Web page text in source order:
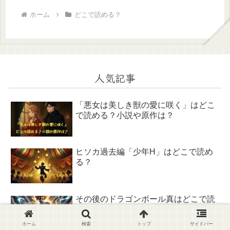
ホーム どこで読める？
人気記事
「悪女は美しき獣の愛に咲く」はどこ
で読める？小説や原作は？
ヒソカ過去編「少年H」はどこで読め
る？
その後のドラゴンボール真はどこで読
める？無料はどこ？
ホーム 検索 トップ サイドバー